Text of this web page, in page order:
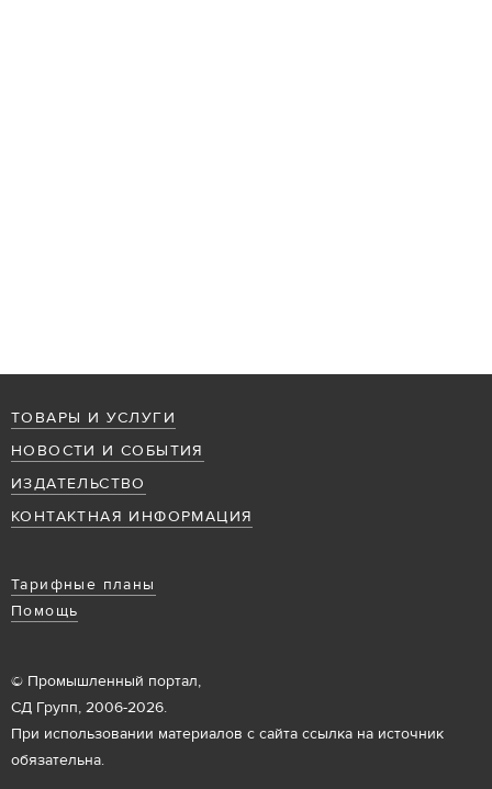
ТОВАРЫ И УСЛУГИ
НОВОСТИ И СОБЫТИЯ
ИЗДАТЕЛЬСТВО
КОНТАКТНАЯ ИНФОРМАЦИЯ
Тарифные планы
Помощь
© Промышленный портал,
СД Групп, 2006-2026.
При использовании материалов с сайта ссылка на источник
обязательна.